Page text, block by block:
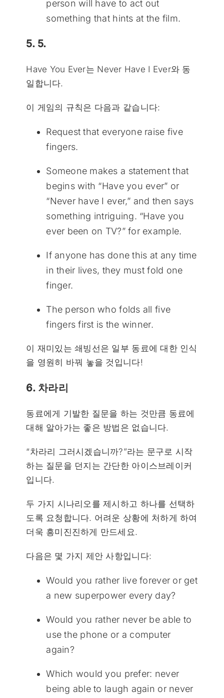
person will have to act out
something that hints at the film.
5. 5.
Have You Ever는 Never Have I Ever와 동
일합니다.
이 게임의 규칙은 다음과 같습니다:
Request that everyone raise five
fingers.
Someone makes a statement that
begins with “Have you ever” or
“Never have I ever,” and then says
something intriguing. “Have you
ever been on TV?” for example.
If anyone has done this at any time
in their lives, they must fold one
finger.
The person who folds all five
fingers first is the winner.
이 재미있는 쇄빙선은 일부 동료에 대한 인식
을 영원히 바꿔 놓을 것입니다!
6. 차라리
동료에게 기발한 질문을 하는 것만큼 동료에
대해 알아가는 좋은 방법은 없습니다.
“차라리 그러시겠습니까?”라는 문구로 시작
하는 질문을 던지는 간단한 아이스브레이커
입니다.
두 가지 시나리오를 제시하고 하나를 선택하
도록 요청합니다. 어려운 상황에 처하게 하여
더욱 흥미진진하게 만드세요.
다음은 몇 가지 제안 사항입니다:
Would you rather live forever or get
a new superpower every day?
Would you rather never be able to
use the phone or a computer
again?
Which would you prefer: never
being able to laugh again or never